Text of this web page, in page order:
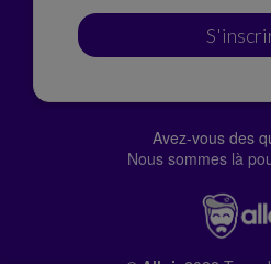
Avez-vous des
Nous sommes là